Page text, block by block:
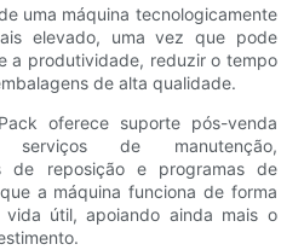
uma máquina tecnologicamente
elevado, uma vez que pode
a produtividade, reduzir o tempo
de alta qualidade.
oferece suporte pós-venda
serviços de manutenção,
de reposição e programas de
a máquina funciona de forma
útil, apoiando ainda mais o